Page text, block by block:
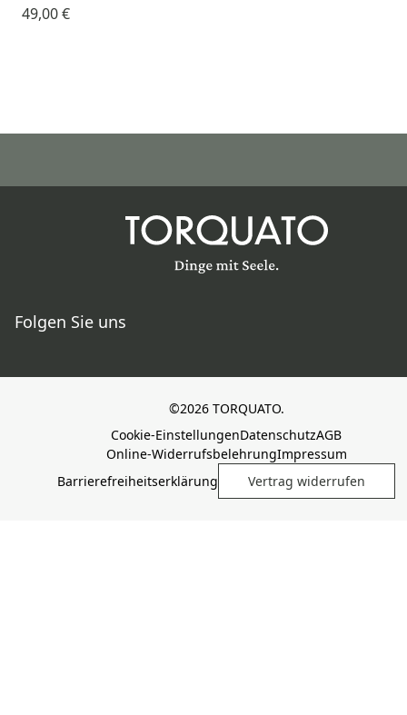
49,00 €
Folgen Sie uns
©2026 TORQUATO.
Cookie-EinstellungenDatenschutzAGB
Online-WiderrufsbelehrungImpressum
Barrierefreiheitserklärung
Vertrag widerrufen